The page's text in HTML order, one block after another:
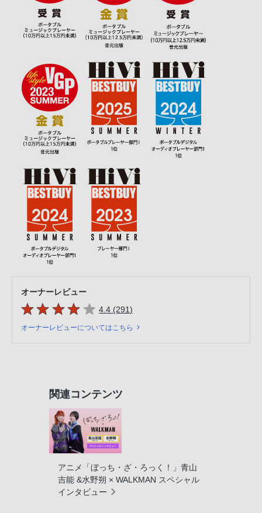
オーナーレビュー
5つの星のうち
4.4 (291件のレビュー
)
オーナーレビューについてはこちら
関連コンテンツ
アニメ「ぼっち・ざ・ろっく！」青山
吉能 &水野朔 × WALKMAN スペシャル
インタビュー